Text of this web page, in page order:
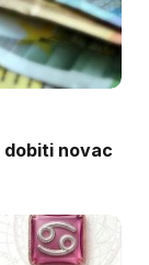
dobiti novac